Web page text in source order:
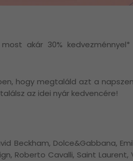
akár 30%
hogy megtaláld azt a
az idei nyár kedvencére!
Beckham, Dolce&Gabbana,
Roberto Cavalli, Saint Laurent,